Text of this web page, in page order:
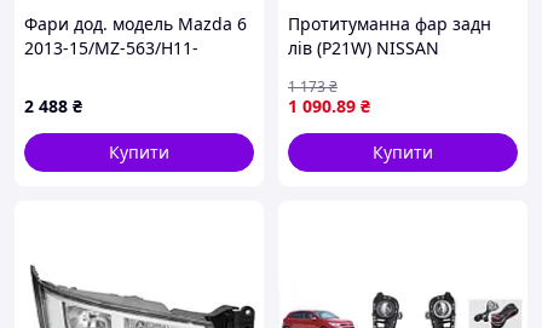
Фари дод. модель Mazda 6
2013-15/MZ-563/H11-
2 488 ₴
Купити
Протитуманна фар задн
лів (P21W) NISSAN
VIVARO A, RENAULT TRAFIC
II 08.06-01.16 BLIC 5402-09-
065205P
1 090.89 ₴
1 173₴
Купити